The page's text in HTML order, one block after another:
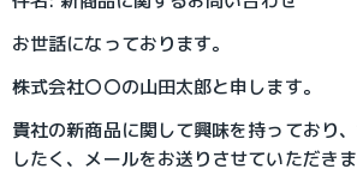
お世話になっております。
株式会社〇〇の山田太郎と申します。
貴社の新商品に関して興味を持っており
したく、メールをお送りさせていただきま